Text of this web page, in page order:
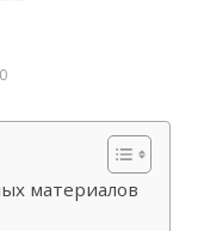
материалов